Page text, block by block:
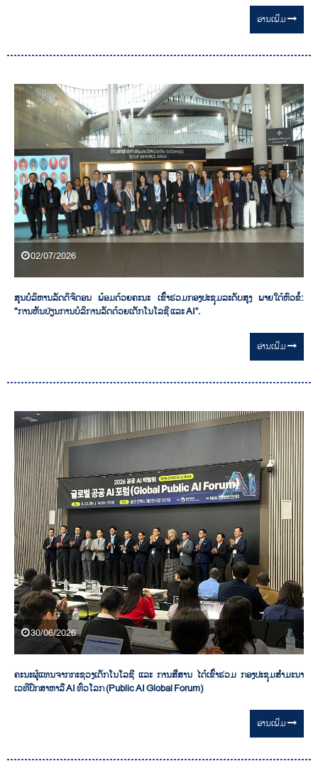
ອ່ານ​ເພີ່ມ
02/07/2026
ສູນບໍລິຫານລັດດິຈິຕອນ ພ້ອມດ້ວຍຄະນະ ເຂົ້າຮ່ວມກອງປະຊຸມລະດັບສູງ ພາຍໃຕ້ຫົວຂໍ້:
"ການຫັນປ່ຽນການບໍລິການລັດດ້ວຍເຕັກໂນໂລຊີ ແລະ AI”.
ອ່ານ​ເພີ່ມ
30/06/2026
ຄະນະຜູ້ແທນຈາກກະຊວງເຕັກໂນໂລຊີ ແລະ ການສື່ສານ ໄດ້ເຂົ້າຮ່ວມ ກອງປະຊຸມສຳມະນາ
ເວທີປຶກສາຫາລື AI ທົ່ວໂລກ (Public AI Global Forum)
ອ່ານ​ເພີ່ມ